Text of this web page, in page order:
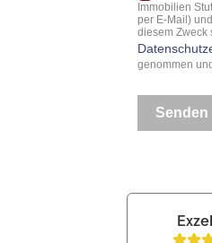
Immobilien
per E-Mail)
diesem Zweck
genommen
Senden